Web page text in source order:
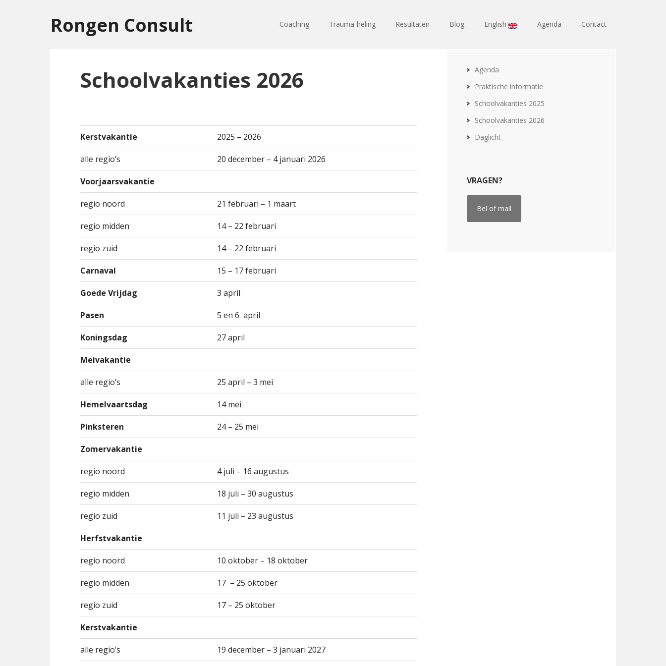
Rongen Consult Coaching Trauma-heling Resultaten Blog English Agenda Contact
Schoolvakanties 2026
Kerstvakantie 2025 – 2026
alle regio’s 20 december – 4 januari 2026
Voorjaarsvakantie
regio noord 21 februari – 1 maart
regio midden 14 – 22 februari
regio zuid 14 – 22 februari
Carnaval 15 – 17 februari
Goede Vrijdag 3 april
Pasen 5 en 6 april
Koningsdag 27 april
Meivakantie
alle regio’s 25 april – 3 mei
Hemelvaartsdag 14 mei
Pinksteren 24 – 25 mei
Zomervakantie
regio noord 4 juli – 16 augustus
regio midden 18 juli – 30 augustus
regio zuid 11 juli – 23 augustus
Herfstvakantie
regio noord 10 oktober – 18 oktober
regio midden 17 – 25 oktober
regio zuid 17 – 25 oktober
Kerstvakantie
alle regio’s 19 december – 3 januari 2027
Agenda
Praktische informatie
Schoolvakanties 2025
Schoolvakanties 2026
Daglicht
VRAGEN?
Bel of mail